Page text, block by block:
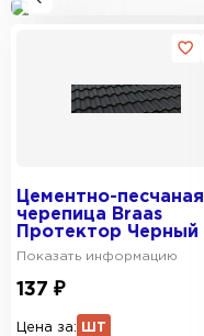
Цементно-песчаная
черепица Braas
Протектор Черный
Показать информацию
137 ₽
Цена за: ШТ